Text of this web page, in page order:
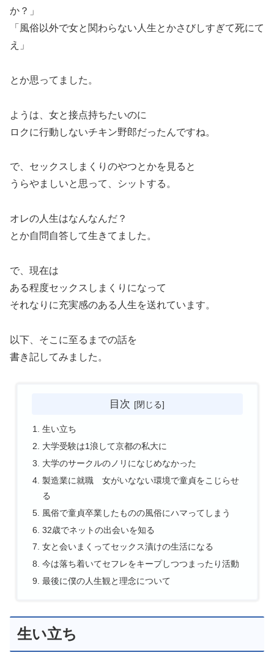
か？」
「風俗以外で女と関わらない人生とかさびしすぎて死にて
え」
とか思ってました。
ようは、女と接点持ちたいのに
ロクに行動しないチキン野郎だったんですね。
で、セックスしまくりのやつとかを見ると
うらやましいと思って、シットする。
オレの人生はなんなんだ？
とか自問自答して生きてました。
で、現在は
ある程度セックスしまくりになって
それなりに充実感のある人生を送れています。
以下、そこに至るまでの話を
書き記してみました。
目次
生い立ち
大学受験は1浪して京都の私大に
大学のサークルのノリになじめなかった
製造業に就職 女がいなない環境で童貞をこじらせ
る
風俗で童貞卒業したものの風俗にハマってしまう
32歳でネットの出会いを知る
女と会いまくってセックス漬けの生活になる
今は落ち着いてセフレをキープしつつまったり活動
最後に僕の人生観と理念について
生い立ち